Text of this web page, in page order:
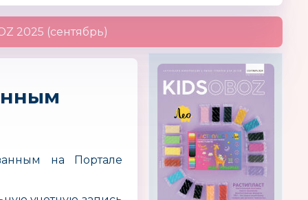
2025 (сентябрь)
на Портале